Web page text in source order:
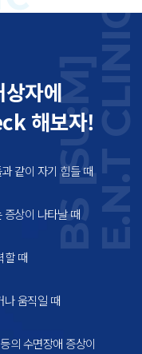
자에
해보자!
같이 자기 힘들 때
증상이 나타날 때
할 때
나 움직일 때
의 수면장애 증상이
BS [SU:M]E.N.T CLINIC